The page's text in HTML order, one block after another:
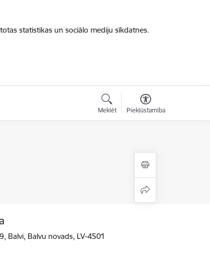
statistikas un sociālo mediju sīkdatnes.
Meklēt Piekļūstamība
Balvi, Balvu novads, LV-4501